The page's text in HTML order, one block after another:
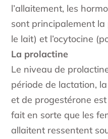
l’allaitement, les
sont principalement
le lait) et l’ocytocine
La prolactine
Le niveau de
période de lactation,
et de progestérone
fait en sorte que les
allaitent ressentent